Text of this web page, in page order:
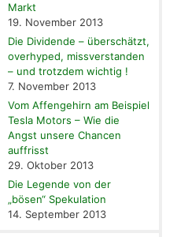
Markt
19. November 2013
Die Dividende – überschätzt,
overhyped, missverstanden
– und trotzdem wichtig !
7. November 2013
Vom Affengehirn am Beispiel
Tesla Motors – Wie die
Angst unsere Chancen
auffrisst
29. Oktober 2013
Die Legende von der
„bösen“ Spekulation
14. September 2013